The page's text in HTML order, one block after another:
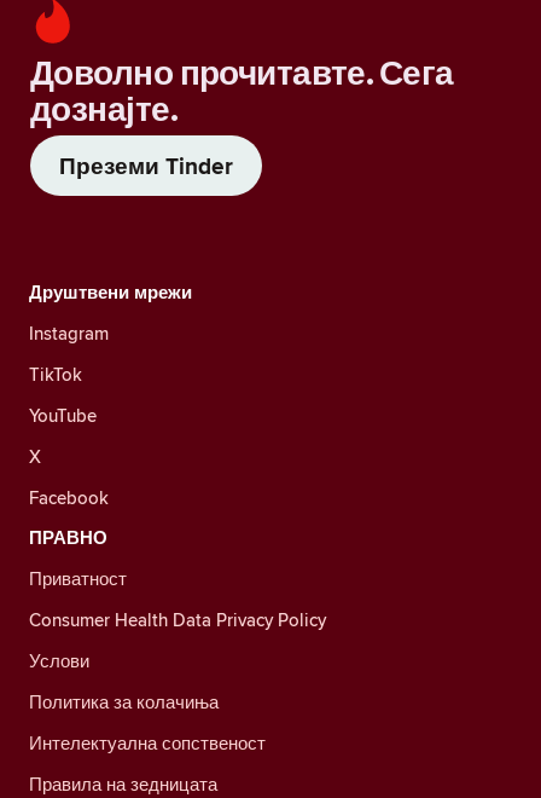
Доволно прочитавте. Сега
дознајте.
Преземи Tinder
Друштвени мрежи
Instagram
TikTok
YouTube
X
Facebook
ПРАВНО
Приватност
Consumer Health Data Privacy Policy
Услови
Политика за колачиња
Интелектуална сопственост
Правила на зедницата